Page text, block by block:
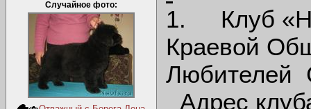
Случайное фото:
1. Клуб
Краевой
Любителей
Адрес